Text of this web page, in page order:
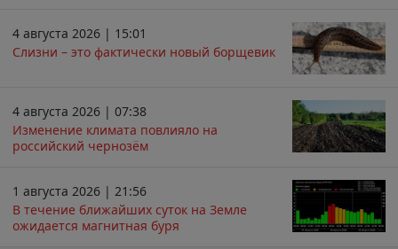
4 августа 2026 | 15:01
Слизни – это фактически новый борщевик
4 августа 2026 | 07:38
Изменение климата повлияло на
российский чернозём
1 августа 2026 | 21:56
В течение ближайших суток на Земле
ожидается магнитная буря